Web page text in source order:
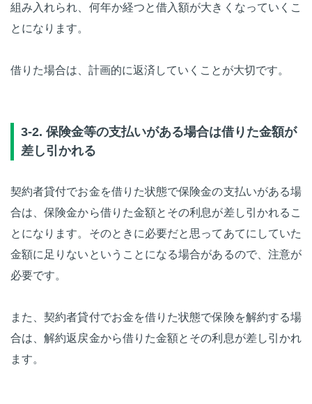
組み入れられ、何年か経つと借入額が大きくなっていくこ
とになります。
借りた場合は、計画的に返済していくことが大切です。
3-2. 保険金等の支払いがある場合は借りた金額が
差し引かれる
契約者貸付でお金を借りた状態で保険金の支払いがある場
合は、保険金から借りた金額とその利息が差し引かれるこ
とになります。そのときに必要だと思ってあてにしていた
金額に足りないということになる場合があるので、注意が
必要です。
また、契約者貸付でお金を借りた状態で保険を解約する場
合は、解約返戻金から借りた金額とその利息が差し引かれ
ます。